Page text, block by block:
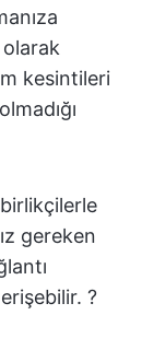
kesintileri
gereken
?